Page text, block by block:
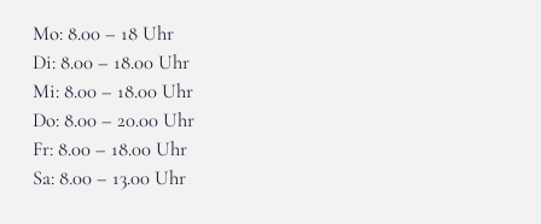
Mo: 8.00 – 18 Uhr
Di: 8.00 – 18.00 Uhr
Mi: 8.00 – 18.00 Uhr
Do: 8.00 – 20.00 Uhr
Fr: 8.00 – 18.00 Uhr
Sa: 8.00 – 13.00 Uhr